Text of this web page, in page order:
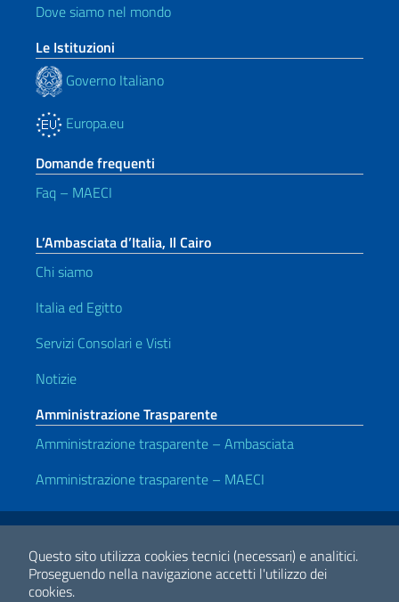
Questo sito utilizza cookies tecnici (necessari) e analitici.
Proseguendo nella navigazione accetti l'utilizzo dei
cookies.
Dove siamo nel mondo
Le Istituzioni
Governo Italiano
Europa.eu
Domande frequenti
Faq – MAECI
L’Ambasciata d’Italia, Il Cairo
Chi siamo
Italia ed Egitto
Servizi Consolari e Visti
Notizie
Amministrazione Trasparente
Amministrazione trasparente – Ambasciata
Amministrazione trasparente – MAECI
Link Utili